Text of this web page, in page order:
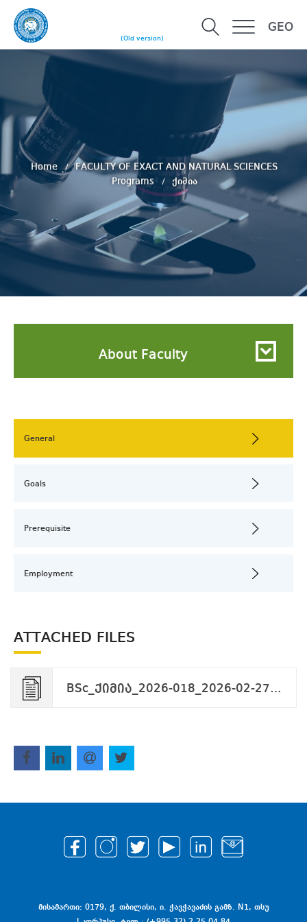
(Old version)
GEO
Home
FACULTY OF EXACT AND NATURAL SCIENCES
Programs
ქიმია
About Faculty
General
Goals
Prerequisite
Employment
ATTACHED FILES
BSc_ქიმია_2026-018_2026-02-27.pdf
მისამართი: 0179, ქ. თბილისი, ი. ჭავჭავაძის გამზ. N1, თსუ